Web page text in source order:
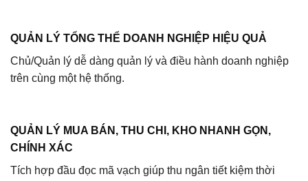
QUẢN LÝ TỔNG THỂ DOANH NGHIỆP HIỆU QUẢ
Chủ/Quản lý dễ dàng quản lý và điều hành doanh nghiệp
trên cùng một hệ thống.
QUẢN LÝ MUA BÁN, THU CHI, KHO NHANH GỌN,
CHÍNH XÁC
Tích hợp đầu đọc mã vạch giúp thu ngân tiết kiệm thời